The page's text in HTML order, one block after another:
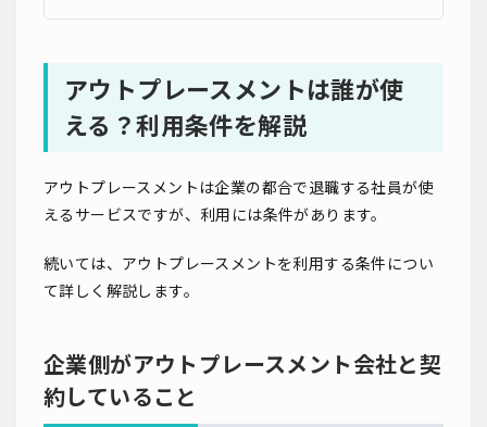
アウトプレースメントは誰が使
える？利用条件を解説
アウトプレースメントは企業の都合で退職する社員が使
えるサービスですが、利用には条件があります。
続いては、アウトプレースメントを利用する条件につい
て詳しく解説します。
企業側がアウトプレースメント会社と契
約していること